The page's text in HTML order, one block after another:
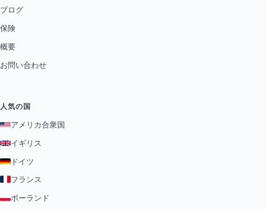
ブログ
保険
概要
お問い合わせ
人気の国
アメリカ合衆国
イギリス
ドイツ
フランス
ポーランド